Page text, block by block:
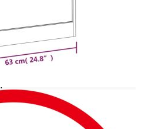
x 103 см (Ш x Д x В)
60 x 30,5 см (Ш x
за предотвратяване на
мебели можете да